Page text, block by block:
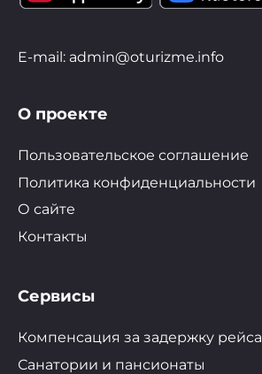
E-mail: admin@oturizme.info
О проекте
Пользовательское соглашение
Политика конфиденциальности
О сайте
Контакты
Сервисы
Компенсация за задержку рейса
Санатории и пансионаты